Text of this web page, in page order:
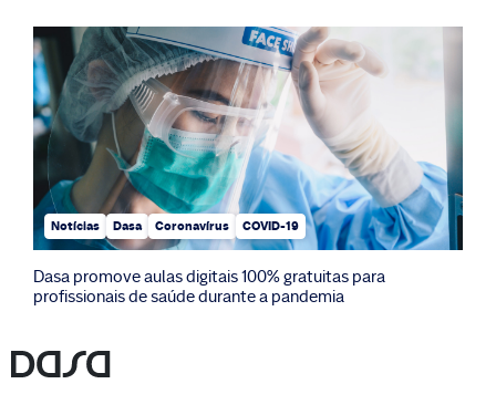
Notícias Dasa Coronavírus COVID-19
Dasa promove aulas digitais 100% gratuitas para
profissionais de saúde durante a pandemia